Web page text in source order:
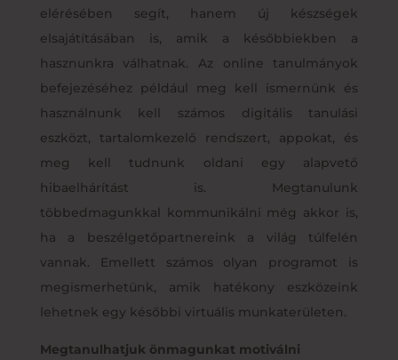
elérésében segít, hanem új készségek
elsajátításában is, amik a későbbiekben a
hasznunkra válhatnak. Az online tanulmányok
befejezéséhez például meg kell ismernünk és
használnunk kell számos digitális tanulási
eszközt, tartalomkezelő rendszert, appokat, és
meg kell tudnunk oldani egy alapvető
hibaelhárítást is. Megtanulunk
többedmagunkkal kommunikálni még akkor is,
ha a beszélgetőpartnereink a világ túlfelén
vannak. Emellett számos olyan programot is
megismerhetünk, amik hatékony eszközeink
lehetnek egy későbbi virtuális munkaterületen.
Megtanulhatjuk önmagunkat motiválni